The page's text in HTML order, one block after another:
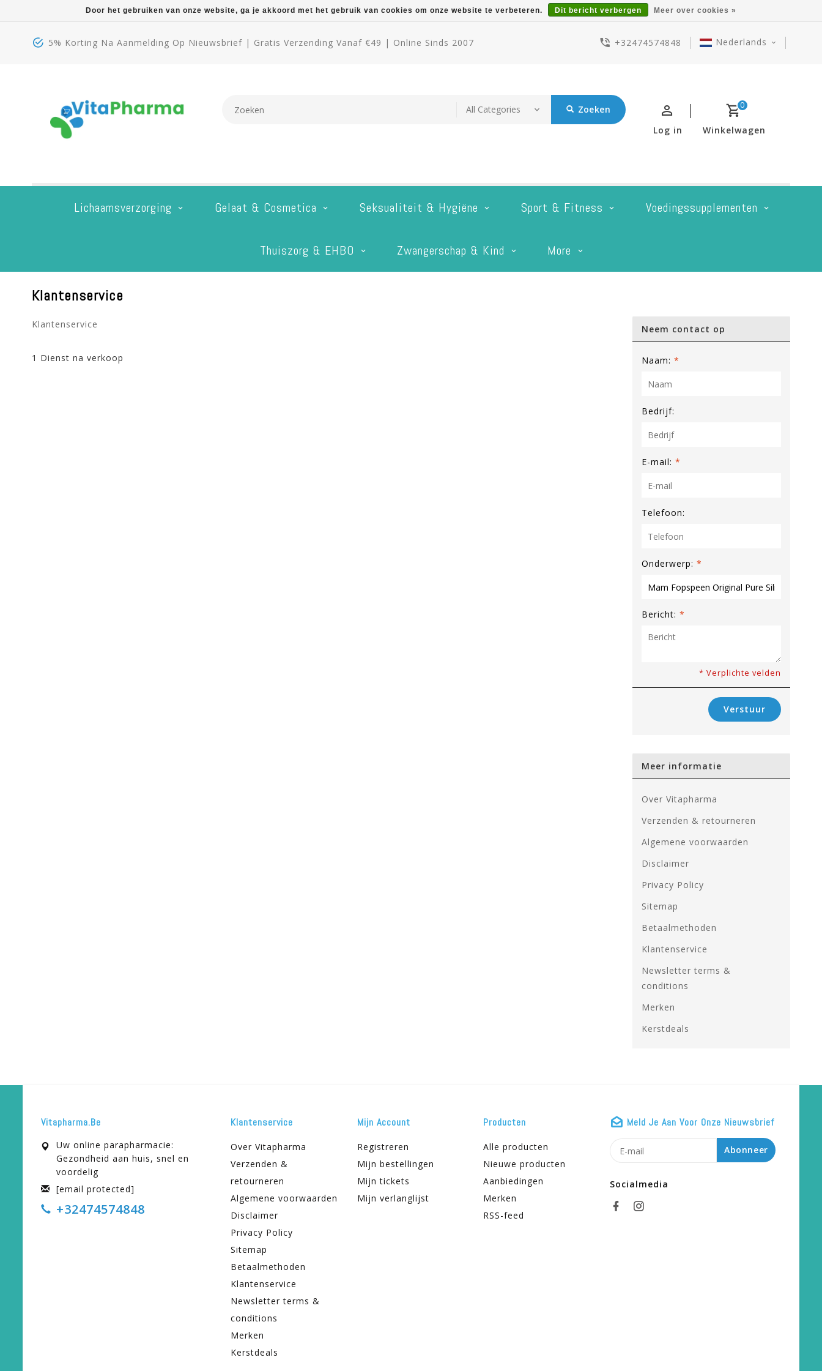
5% Korting Na Aanmelding Op Nieuwsbrief | Gratis Verzending Vanaf €49 | Online Sinds 2007 +32474574848 Nederlands
Zoeken 0
Winkelwagen
Log in
Lichaamsverzorging Gelaat & Cosmetica Seksualiteit & Hygiëne Sport & Fitness Voedingssupplementen
Thuiszorg & EHBO Zwangerschap & Kind More
Klantenservice
Klantenservice
1 Dienst na verkoop
Neem contact op
Naam:*
Bedrijf:
E-mail:*
Telefoon:
Onderwerp:*
Bericht:*
* Verplichte velden
Verstuur
Meer informatie
Over Vitapharma
Verzenden & retourneren
Algemene voorwaarden
Disclaimer
Privacy Policy
Sitemap
Betaalmethoden
Klantenservice
Newsletter terms &
conditions
Merken
Kerstdeals
Vitapharma.be
Uw online parapharmacie:
Gezondheid aan huis, snel en
voordelig
[email protected]
+32474574848
Klantenservice
Over Vitapharma
Verzenden &
retourneren
Algemene voorwaarden
Disclaimer
Privacy Policy
Sitemap
Betaalmethoden
Klantenservice
Newsletter terms &
conditions
Merken
Kerstdeals
Mijn Account
Registreren
Mijn bestellingen
Mijn tickets
Mijn verlanglijst
Producten
Alle producten
Nieuwe producten
Aanbiedingen
Merken
RSS-feed
Meld Je Aan Voor Onze Nieuwsbrief
Abonneer
Socialmedia
Door het gebruiken van onze website, ga je akkoord met het gebruik van cookies om onze website te verbeteren. Dit bericht verbergen Meer over cookies »